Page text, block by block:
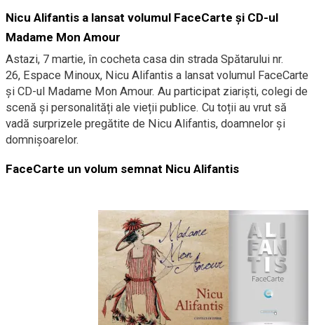
Nicu Alifantis a lansat volumul FaceCarte și CD-ul
Madame Mon Amour
Astazi, 7 martie, în cocheta casa din strada Spătarului nr.
26, Espace Minoux, Nicu Alifantis a lansat volumul FaceCarte
și CD-ul Madame Mon Amour. Au participat ziariști, colegi de
scenă și personalități ale vieții publice. Cu toții au vrut să
vadă surprizele pregătite de Nicu Alifantis, doamnelor și
domnișoarelor.
FaceCarte un volum semnat Nicu Alifantis